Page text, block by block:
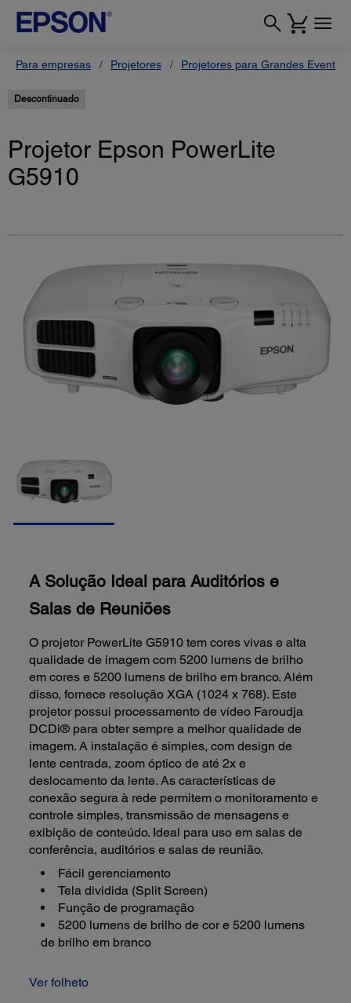
Para empresas Projetores Projetores para Grandes Eventos
Descontinuado
Projetor Epson PowerLite
G5910
A Solução Ideal para Auditórios e
Salas de Reuniões
O projetor PowerLite G5910 tem cores vivas e alta
qualidade de imagem com 5200 lumens de brilho
em cores e 5200 lumens de brilho em branco. Além
disso, fornece resolução XGA (1024 x 768). Este
projetor possui processamento de vídeo Faroudja
DCDi® para obter sempre a melhor qualidade de
imagem. A instalação é simples, com design de
lente centrada, zoom óptico de até 2x e
deslocamento da lente. As características de
conexão segura à rede permitem o monitoramento e
controle simples, transmissão de mensagens e
exibição de conteúdo. Ideal para uso em salas de
conferência, auditórios e salas de reunião.
Fácil gerenciamento
Tela dividida (Split Screen)
Função de programação
5200 lumens de brilho de cor e 5200 lumens
de brilho em branco
Ver folheto